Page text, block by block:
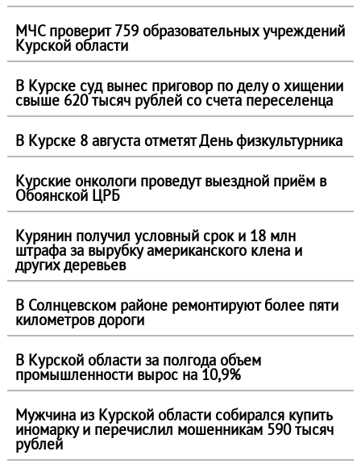
МЧС проверит 759 образовательных учреждений
Курской области
В Курске суд вынес приговор по делу о хищении
свыше 620 тысяч рублей со счета переселенца
В Курске 8 августа отметят День физкультурника
Курские онкологи проведут выездной приём в
Обоянской ЦРБ
Курянин получил условный срок и 18 млн
штрафа за вырубку американского клена и
других деревьев
В Солнцевском районе ремонтируют более пяти
километров дороги
В Курской области за полгода объем
промышленности вырос на 10,9%
Мужчина из Курской области собирался купить
иномарку и перечислил мошенникам 590 тысяч
рублей